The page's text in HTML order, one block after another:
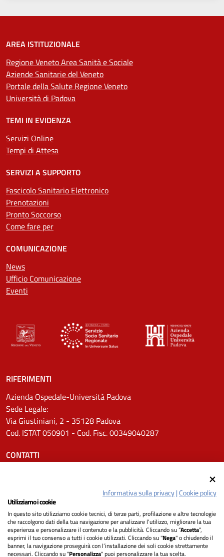
AREA ISTITUZIONALE
Regione Veneto Area Sanità e Sociale
Aziende Sanitarie del Veneto
Portale della Salute Regione Veneto
Università di Padova
TEMI IN EVIDENZA
Servizi Online
Tempi di Attesa
SERVIZI A SUPPORTO
Fascicolo Sanitario Elettronico
Prenotazioni
Pronto Soccorso
Come fare per
COMUNICAZIONE
News
Ufficio Comunicazione
Eventi
RIFERIMENTI
Azienda Ospedale-Università Padova
Sede Legale:
Via Giustiniani, 2 - 35128 Padova
Cod. ISTAT 050901 - Cod. Fisc. 00349040287
CONTATTI
Pec: protocollo.aopd@pecveneto.it
SEGUICI SU
Informativa sulla privacy|Cookie policy
Utilizziamo i cookie
In questo sito utilizziamo cookie tecnici, di terze parti, profilazione e altre tecnologie
che raccolgono dati della tua navigazione per analizzare l’utilizzo, migliorare la tua
esperienza e personalizzare il contenuto e la pubblicità. Cliccando su “Accetta”,
esprimi il tuo consenso a tutti i cookie utilizzati. Cliccando su "Nega" o chiudendo il
banner, la navigazione proseguirà con l’installazione dei soli cookie strettamente
necessari. Cliccando su "Personalizza" puoi personalizzare la tua scelta.